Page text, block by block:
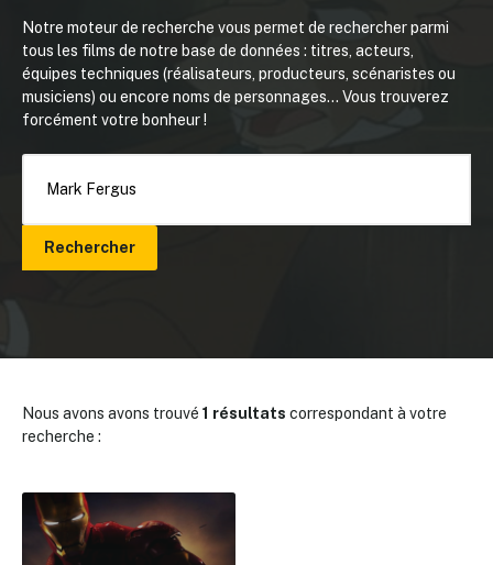
Notre moteur de recherche vous permet de rechercher parmi
tous les films de notre base de données : titres, acteurs,
équipes techniques (réalisateurs, producteurs, scénaristes ou
musiciens) ou encore noms de personnages... Vous trouverez
forcément votre bonheur !
Rechercher
Nous avons avons trouvé 1 résultats correspondant à votre
recherche :